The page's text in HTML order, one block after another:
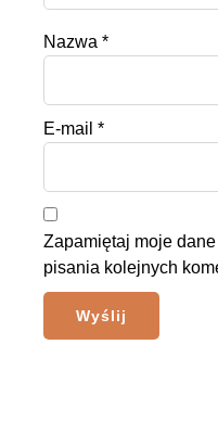
Nazwa *
E-mail *
Zapamiętaj moje
pisania kolejnych